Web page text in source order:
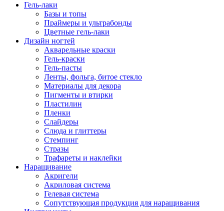
Гель-лаки
Базы и топы
Праймеры и ультрабонды
Цветные гель-лаки
Дизайн ногтей
Акварельные краски
Гель-краски
Гель-пасты
Ленты, фольга, битое стекло
Материалы для декора
Пигменты и втирки
Пластилин
Пленки
Слайдеры
Слюда и глиттеры
Стемпинг
Стразы
Трафареты и наклейки
Наращивание
Акригели
Акриловая система
Гелевая система
Сопутствующая продукция для наращивания